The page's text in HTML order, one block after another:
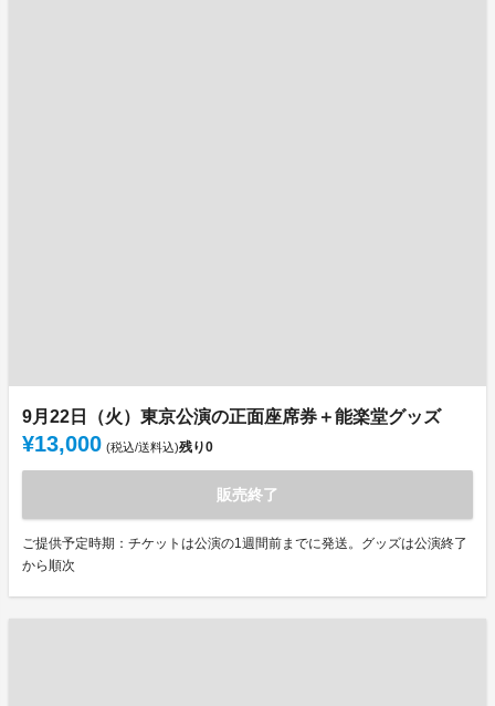
9月22日（火）東京公演の正面座席券＋能楽堂グッズ
¥13,000 (税込/送料込)残り0
販売終了
ご提供予定時期：チケットは公演の1週間前までに発送。グッズは公演終了
から順次